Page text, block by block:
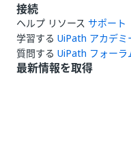
接続
ヘルプ リソース サポート
学習する UiPath アカデミ
質問する UiPath フォーラ
最新情報を取得